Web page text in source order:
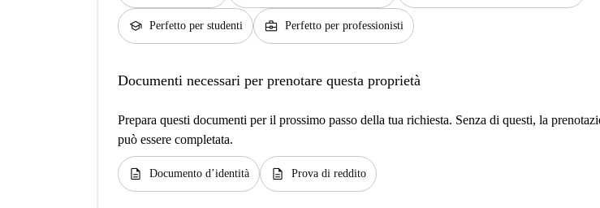
school Perfetto per studenti business_center Perfetto per professionisti
Documenti necessari per prenotare questa proprietà
Prepara questi documenti per il prossimo passo della tua richiesta. Senza di questi, la
può essere completata.
description Documento d’identità description Prova di reddito